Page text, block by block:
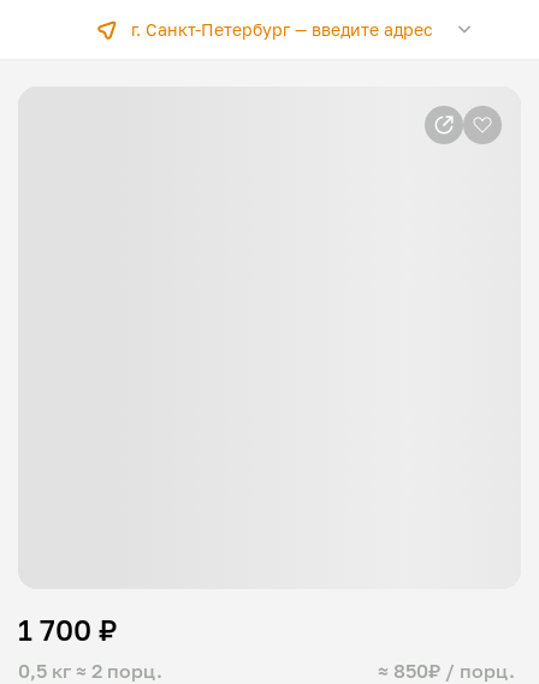
г. Санкт-Петербург —введите адрес
0,5 кг ≈ 2 порц. ≈ 850₽ / порц.
1 700 ₽